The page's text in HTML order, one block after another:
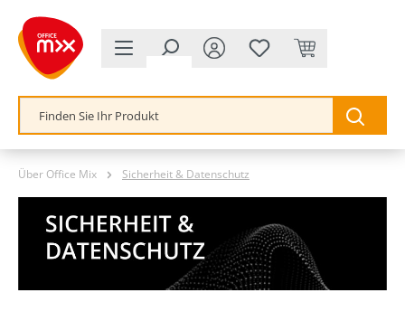
springen
Über Office Mix Sicherheit & Datenschutz